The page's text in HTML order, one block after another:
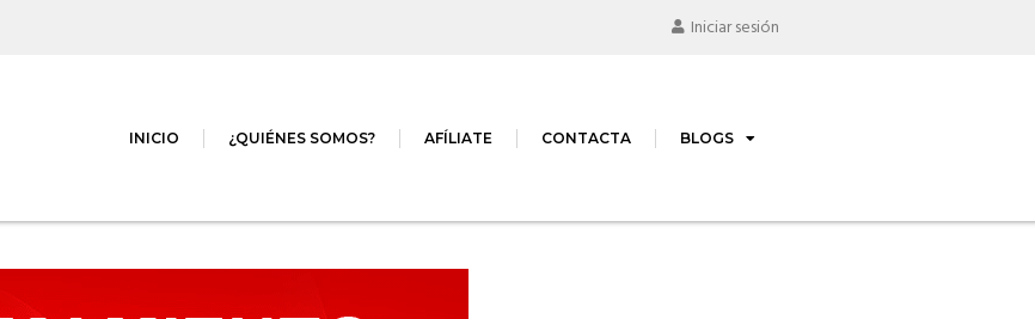
Iniciar sesión
INICIO ¿QUIÉNES SOMOS? AFÍLIATE CONTACTA BLOGS